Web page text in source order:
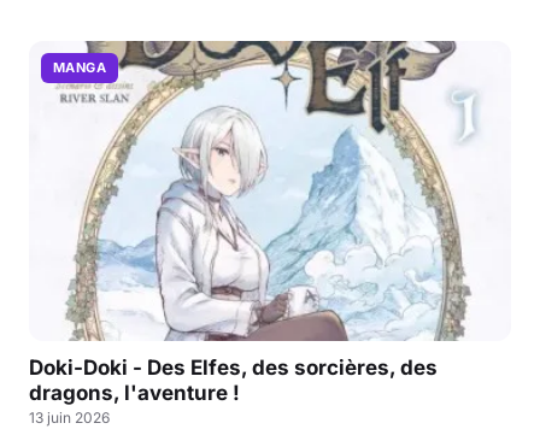
MANGA
Doki-Doki - Des Elfes, des sorcières, des
dragons, l'aventure !
13 juin 2026